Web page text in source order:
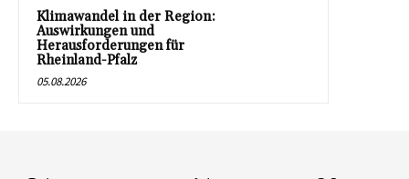
Klimawandel in der Region:
Auswirkungen und
Herausforderungen für
Rheinland-Pfalz
05.08.2026